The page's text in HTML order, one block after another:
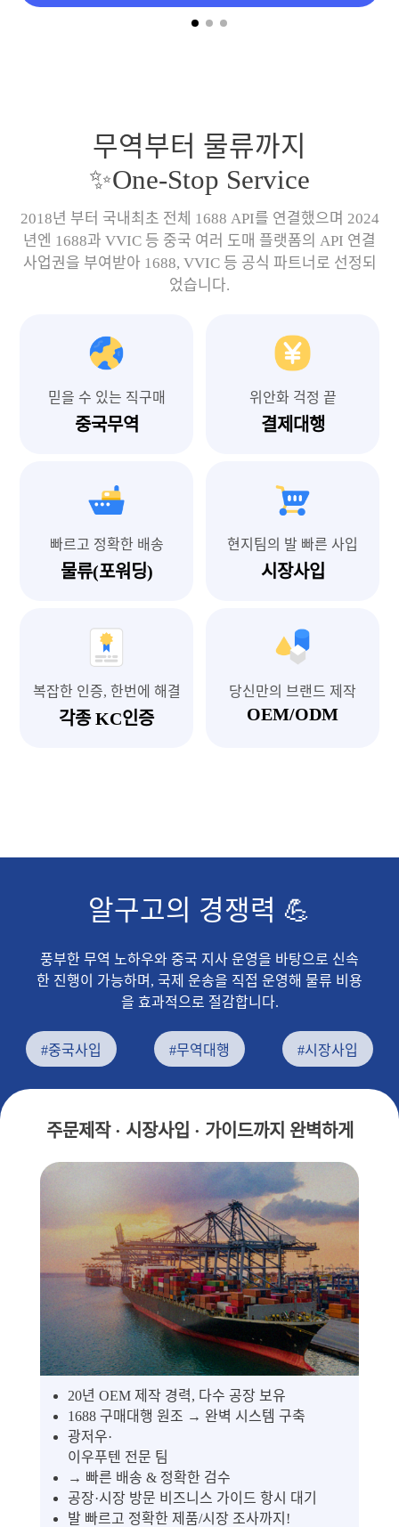
무역부터 물류까지
✨One-Stop Service
2018년 부터 국내최초 전체 1688 API를 연결했으며 2024
년엔 1688과 VVIC 등 중국 여러 도매 플랫폼의 API 연결
사업권을 부여받아 1688, VVIC 등 공식 파트너로 선정되
었습니다.
믿을 수 있는 직구매
중국무역
위안화 걱정 끝
결제대행
빠르고 정확한 배송
물류(포워딩)
현지팀의 발 빠른 사입
시장사입
복잡한 인증, 한번에 해결
각종 KC인증
당신만의 브랜드 제작
OEM/ODM
알구고의 경쟁력 💪
풍부한 무역 노하우와 중국 지사 운영을 바탕으로 신속
한 진행이 가능하며, 국제 운송을 직접 운영해 물류 비용
을 효과적으로 절감합니다.
#중국사입 #무역대행 #시장사입
주문제작 · 시장사입 · 가이드까지 완벽하게
20년 OEM 제작 경력, 다수 공장 보유
1688 구매대행 원조 → 완벽 시스템 구축
광저우·
이우푸텐 전문 팀
→ 빠른 배송 & 정확한 검수
공장·시장 방문 비즈니스 가이드 항시 대기
발 빠르고 정확한 제품/시장 조사까지!